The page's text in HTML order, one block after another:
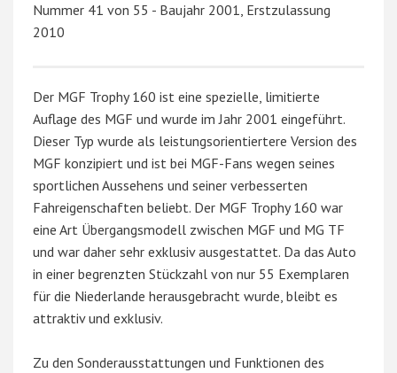
Nummer 41 von 55 - Baujahr 2001, Erstzulassung
2010
Der MGF Trophy 160 ist eine spezielle, limitierte
Auflage des MGF und wurde im Jahr 2001 eingeführt.
Dieser Typ wurde als leistungsorientiertere Version des
MGF konzipiert und ist bei MGF-Fans wegen seines
sportlichen Aussehens und seiner verbesserten
Fahreigenschaften beliebt. Der MGF Trophy 160 war
eine Art Übergangsmodell zwischen MGF und MG TF
und war daher sehr exklusiv ausgestattet. Da das Auto
in einer begrenzten Stückzahl von nur 55 Exemplaren
für die Niederlande herausgebracht wurde, bleibt es
attraktiv und exklusiv.
Zu den Sonderausstattungen und Funktionen des